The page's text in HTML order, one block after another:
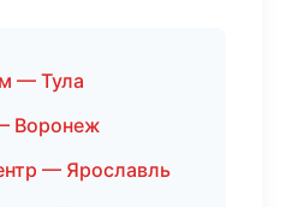
— Тула
Воронеж
— Ярославль